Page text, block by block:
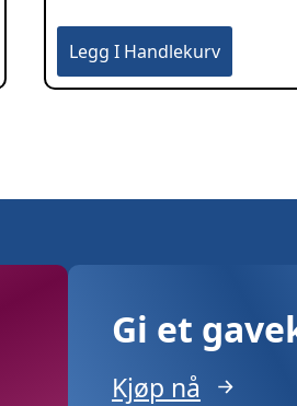
Legg I Handlekurv
Gi et
Kjøp nå